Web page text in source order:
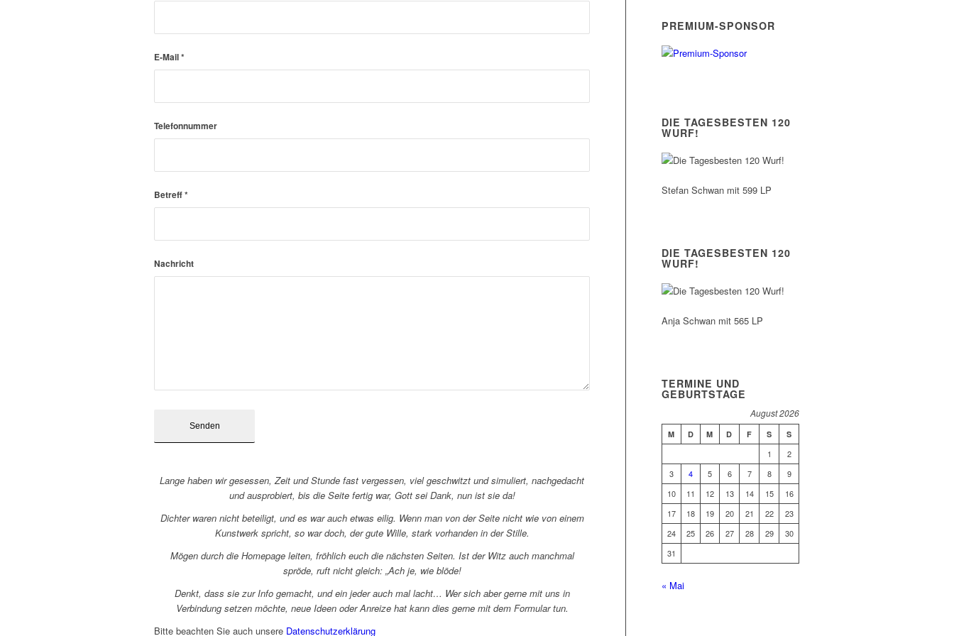
E-Mail*
Telefonnummer
Betreff*
Nachricht
Lange haben wir gesessen, Zeit und Stunde fast vergessen, viel geschwitzt und simuliert, nachgedacht
und ausprobiert, bis die Seite fertig war, Gott sei Dank, nun ist sie da!
Dichter waren nicht beteiligt, und es war auch etwas eilig. Wenn man von der Seite nicht wie von einem
Kunstwerk spricht, so war doch, der gute Wille, stark vorhanden in der Stille.
Mögen durch die Homepage leiten, fröhlich euch die nächsten Seiten. Ist der Witz auch manchmal
spröde, ruft nicht gleich: „Ach je, wie blöde!
Denkt, dass sie zur Info gemacht, und ein jeder auch mal lacht… Wer sich aber gerne mit uns in
Verbindung setzen möchte, neue Ideen oder Anreize hat kann dies gerne mit dem Formular tun.
Bitte beachten Sie auch unsere Datenschutzerklärung
PREMIUM-SPONSOR
DIE TAGESBESTEN 120
WURF!
Stefan Schwan mit 599 LP
DIE TAGESBESTEN 120
WURF!
Anja Schwan mit 565 LP
TERMINE UND
GEBURTSTAGE
August 2026
M D M D F S S
1
2
3
4 5 6 7 8
9
10
11 12 13 14 15
16
17
18 19 20 21 22
23
24
25 26 27 28 29
30
31
« Mai